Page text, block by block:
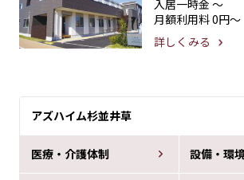
アズハイム杉並井草
医療・介護体制 設備・環
入居一時金 〜
月額利用料0円〜
詳しくみる